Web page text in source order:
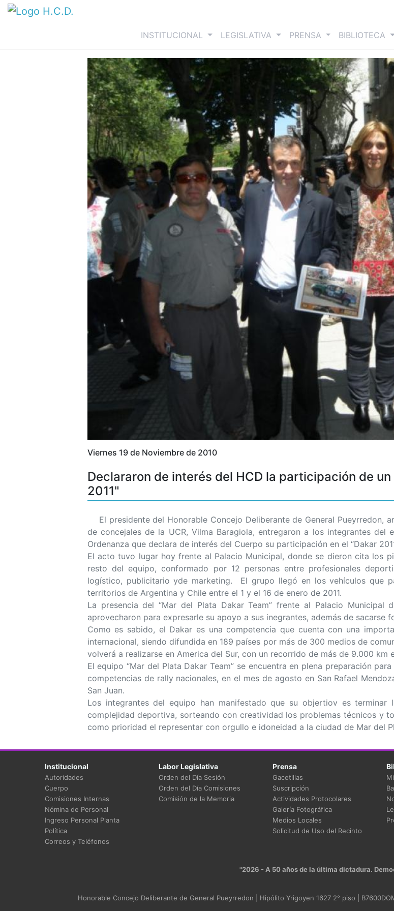
INSTITUCIONAL (current)LEGISLATIVA PRENSA BIBLIOTECA
Viernes 19 de Noviembre de 2010
Declararon de interés del HCD la participación de
2011"
El presidente del Honorable Concejo Deliberante de General Pueyrredon,
de concejales de la UCR, Vilma Baragiola, entregaron a los integrantes del
Ordenanza que declara de interés del Cuerpo su participación en el “Dakar
El acto tuvo lugar hoy frente al Palacio Municipal, donde se dieron cita los
resto del equipo, conformado por 12 personas entre profesionales
logístico, publicitario yde marketing. El grupo llegó en los vehículos que
territorios de Argentina y Chile entre el 1 y el 16 de enero de 2011.
La presencia del “Mar del Plata Dakar Team” frente al Palacio Municipal
aprovecharon para expresarle su apoyo a sus inegrantes, además de sacarse
Como es sabido, el Dakar es una competencia que cuenta con una
internacional, siendo difundida en 189 países por más de 300 medios de
volverá a realizarse en America del Sur, con un recorrido de más de 9.000 km
El equipo “Mar del Plata Dakar Team” se encuentra en plena preparación
competencias de rally nacionales, en el mes de agosto en San Rafael
San Juan.
Los integrantes del equipo han manifestado que su objertiov es
complejidad deportiva, sorteando con creatividad los problemas técnicos y
como prioridad el representar con orgullo e idoneidad a la ciudad de Mar del
Institucional
Autoridades
Cuerpo
Comisiones Internas
Nómina de Personal
Ingreso Personal Planta
Política
Correos y Teléfonos
Labor Legislativa
Orden del Día Sesión
Orden del Día Comisiones
Comisión de la Memoria
Prensa
Gacetillas
Suscripción
Actividades Protocolares
Galería Fotográfica
Medios Locales
Solicitud de Uso del Recinto
"2026 - A 50 años de la última dictadura.
Honorable Concejo Deliberante de General Pueyrredon | Hipólito Yrigoyen 1627 2° piso |